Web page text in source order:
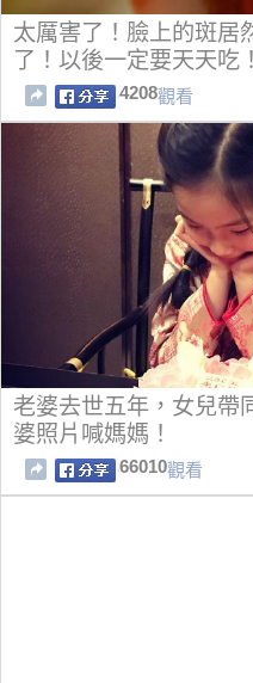
太厲害了！臉上的斑居
了！以後一定要天天吃
4208觀看
老婆去世五年，女兒帶
婆照片喊媽媽！
66010觀看